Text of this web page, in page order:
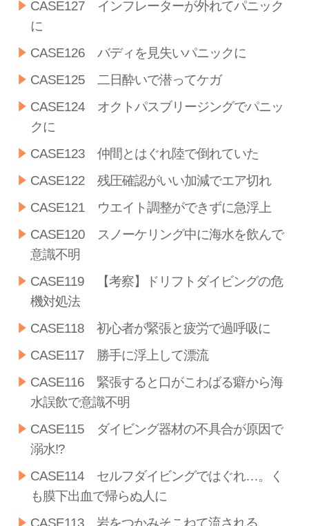
CASE127 インフレーターが外れてパニック
に
CASE126 バディを見失いパニックに
CASE125 二日酔いで潜ってケガ
CASE124 オクトパスブリージングでパニッ
クに
CASE123 仲間とはぐれ陸で倒れていた
CASE122 残圧確認がいい加減でエア切れ
CASE121 ウエイト調整ができずに急浮上
CASE120 スノーケリング中に海水を飲んで
意識不明
CASE119 【考察】ドリフトダイビングの危
機対処法
CASE118 初心者が緊張と疲労で過呼吸に
CASE117 勝手に浮上して漂流
CASE116 緊張すると口がこわばる癖から海
水誤飲で意識不明
CASE115 ダイビング器材の不具合が原因で
溺水!?
CASE114 セルフダイビングではぐれ…。く
も膜下出血で帰らぬ人に
CASE113 岩をつかみそこねて流される